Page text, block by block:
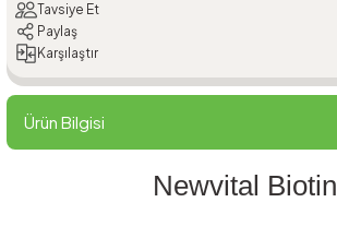
Tavsiye Et
Paylaş
Karşılaştır
Ürün Bilgisi
Newvital Biotin